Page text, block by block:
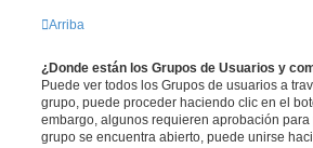
Arriba
¿Donde están los Grupos de Usuarios y
Puede ver todos los Grupos de usuarios a
grupo, puede proceder haciendo clic en el
embargo, algunos requieren aprobación
grupo se encuentra abierto, puede unirse